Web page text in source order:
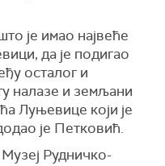
је имао највеће
да је подигао
осталог и
налазе и земљани
Луњевице који је
је Петковић.
Рудничко-